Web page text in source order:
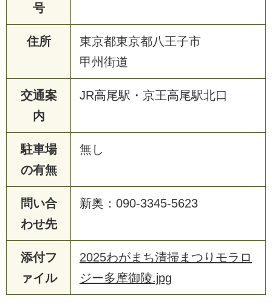
号
住所
東京都東京都八王子市
甲州街道
交通案
内
JR高尾駅・京王高尾駅北口
駐車場
の有無
無し
問い合
わせ先
新奥：090-3345-5623
添付フ
ァイル
2025わがまち清掃まつりモラロ
ジー多摩御陵.jpg